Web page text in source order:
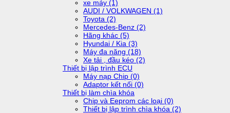
xe máy (1)
AUDI / VOLKWAGEN (1)
Toyota (2)
Mercedes-Benz (2)
Hãng khác (5)
Hyundai / Kia (3)
Máy đa năng (18)
Xe tải , đầu kéo (2)
Thiết bị lập trình ECU
Máy nạp Chip (0)
Adaptor kết nối (0)
Thiết bị làm chìa khóa
Chip và Eeprom các loại (0)
Thiết bị lập trình chìa khóa (2)